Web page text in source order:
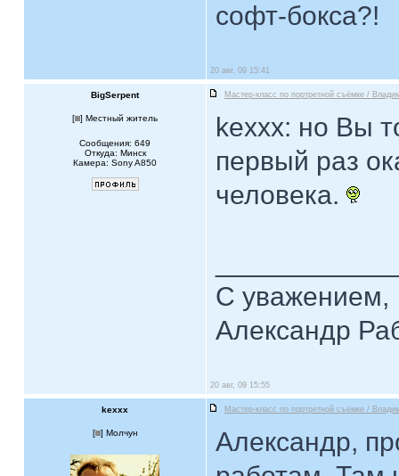
софт-бокса?!
20 авг, 09 15:41
BigSerpent Мастер-класс по портретной съёмке /
[ ] Местный житель
Сообщения: 649
Откуда: Минск
Камера: Sony A850
kexxx: но Вы
первый раз
человека.
С уважением,
Александр
20 авг, 09 15:55
kexxx Мастер-класс по портретной съёмке /
[ ] Молчун
Александр,